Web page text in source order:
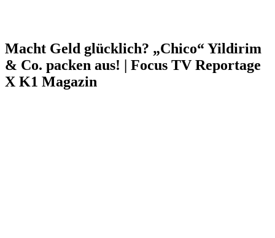
Macht Geld glücklich? „Chico“ Yildirim
& Co. packen aus! | Focus TV Reportage
X K1 Magazin